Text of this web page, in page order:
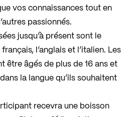
vos connaissances tout en
passionnés.
jusqu’à présent sont le
l’anglais et l’italien. Les
être âgés de plus de 16 ans et
la langue qu’ils souhaitent
recevra une boisson